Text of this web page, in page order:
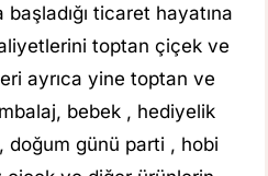
başladığı ticaret hayatına
toptan çiçek ve
ayrıca yine toptan ve
bebek , hediyelik
doğum günü parti , hobi